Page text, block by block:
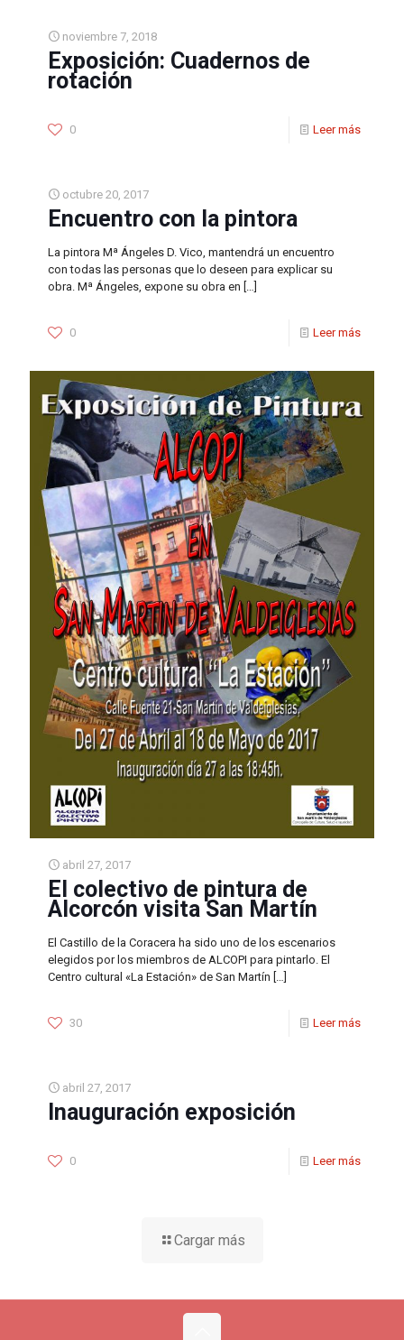
noviembre 7, 2018
Exposición: Cuadernos de
rotación
0 Leer más
octubre 20, 2017
Encuentro con la pintora
La pintora Mª Ángeles D. Vico, mantendrá un encuentro
con todas las personas que lo deseen para explicar su
obra. Mª Ángeles, expone su obra en […]
0 Leer más
abril 27, 2017
El colectivo de pintura de
Alcorcón visita San Martín
El Castillo de la Coracera ha sido uno de los escenarios
elegidos por los miembros de ALCOPI para pintarlo. El
Centro cultural «La Estación» de San Martín […]
30 Leer más
abril 27, 2017
Inauguración exposición
0 Leer más
Cargar más